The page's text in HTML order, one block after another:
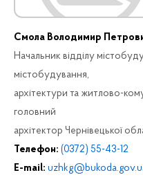
Смола Володимир
Начальник відділу
містобудування,
архітектури та житлово-
головний
архітектор Чернівецької
Телефон: (0372) 55-43-12
E-mail: